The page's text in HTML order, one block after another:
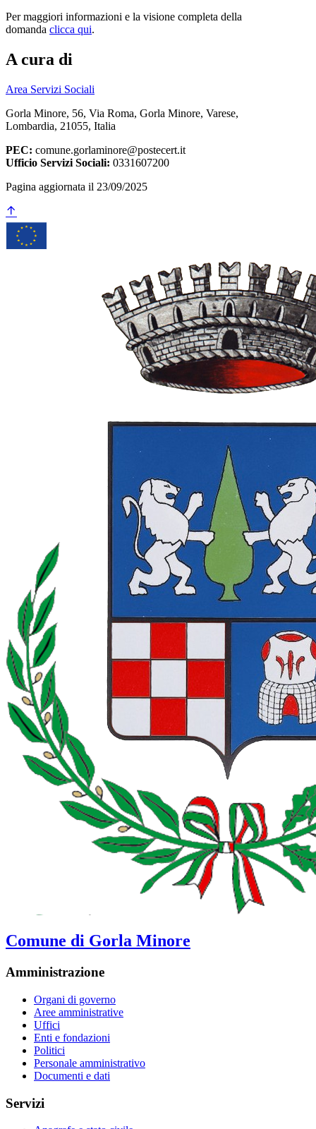
Per maggiori informazioni e la visione completa della
domanda clicca qui.
A cura di
Area Servizi Sociali
Gorla Minore, 56, Via Roma, Gorla Minore, Varese,
Lombardia, 21055, Italia
PEC: comune.gorlaminore@postecert.it
Ufficio Servizi Sociali: 0331607200
Pagina aggiornata il 23/09/2025
Comune di Gorla Minore
Amministrazione
Organi di governo
Aree amministrative
Uffici
Enti e fondazioni
Politici
Personale amministrativo
Documenti e dati
Servizi